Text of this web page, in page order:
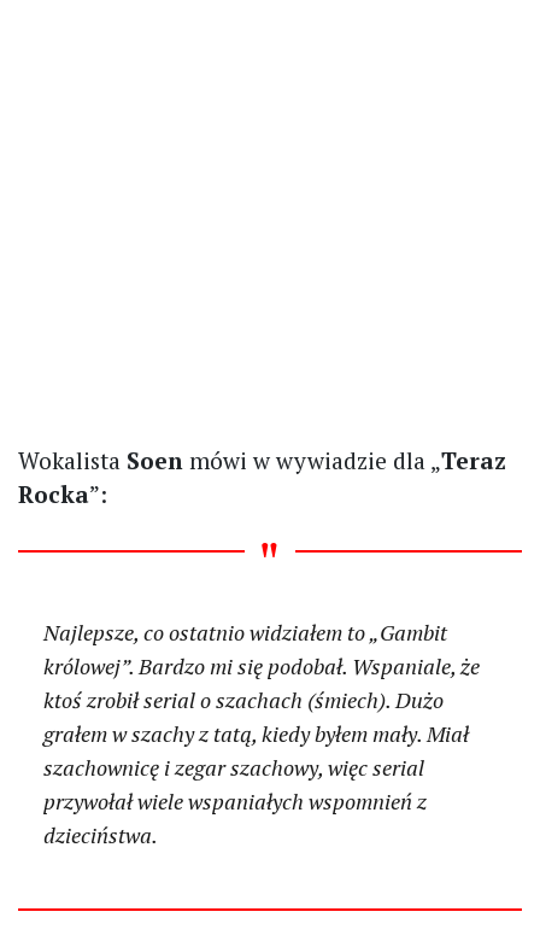
Wokalista Soen mówi w wywiadzie dla „Teraz
Rocka”:
Najlepsze, co ostatnio widziałem to „Gambit
królowej”. Bardzo mi się podobał. Wspaniale, że
ktoś zrobił serial o szachach (śmiech). Dużo
grałem w szachy z tatą, kiedy byłem mały. Miał
szachownicę i zegar szachowy, więc serial
przywołał wiele wspaniałych wspomnień z
dzieciństwa.